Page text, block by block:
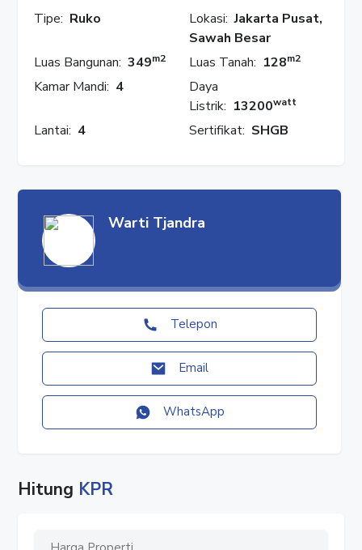
HUBUNGI : WARTI
✓ WhatsApp : 08777 553 0989
✓ Instagram : @rumahproperti1
✓ YouTube : Rumah Properti
#RumahProperti
#Jakarta
#JakartaPusat
#MelawaiRaya
#RukoManggaDuaSelatan
#RukoSawahBesar
#RukoJakarta
#Ruko4Lantai
#JualRuko
#RukoStrategis
Tipe: Ruko Lokasi: Jakarta Pusat,
Sawah Besar
Luas Bangunan: 349m2 Luas Tanah: 128m2
Kamar Mandi: 4
Daya
Listrik: 13200watt
Lantai: 4 Sertifikat: SHGB
Warti Tjandra
Telepon
Email
WhatsApp
Hitung KPR